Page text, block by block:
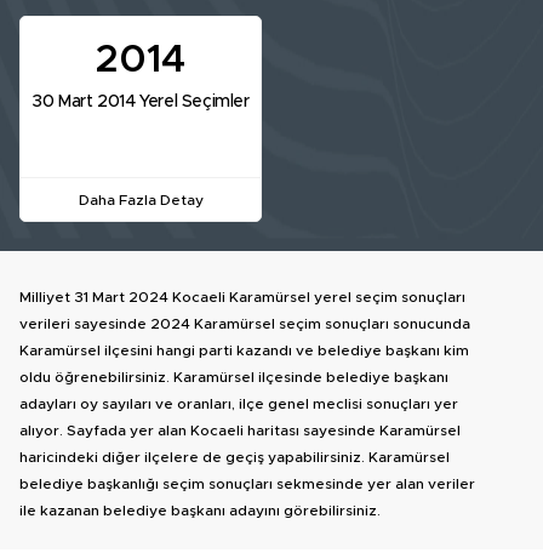
2014
30 Mart 2014 Yerel Seçimler
Daha Fazla Detay
Milliyet 31 Mart 2024 Kocaeli Karamürsel yerel seçim sonuçları
verileri sayesinde 2024 Karamürsel seçim sonuçları sonucunda
Karamürsel ilçesini hangi parti kazandı ve belediye başkanı kim
oldu öğrenebilirsiniz. Karamürsel ilçesinde belediye başkanı
adayları oy sayıları ve oranları, ilçe genel meclisi sonuçları yer
alıyor. Sayfada yer alan Kocaeli haritası sayesinde Karamürsel
haricindeki diğer ilçelere de geçiş yapabilirsiniz. Karamürsel
belediye başkanlığı seçim sonuçları sekmesinde yer alan veriler
ile kazanan belediye başkanı adayını görebilirsiniz.